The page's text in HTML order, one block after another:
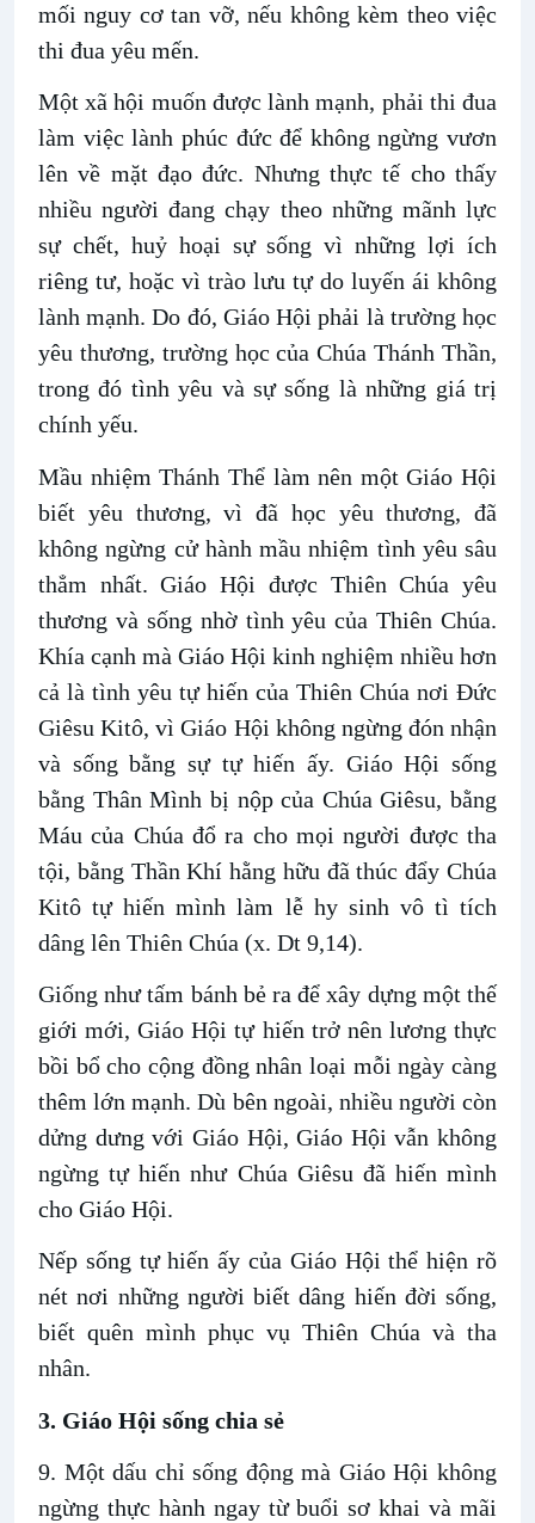
mối nguy cơ tan vỡ, nếu không kèm theo việc
thi đua yêu mến.
Một xã hội muốn được lành mạnh, phải thi đua
làm việc lành phúc đức để không ngừng vươn
lên về mặt đạo đức. Nhưng thực tế cho thấy
nhiều người đang chạy theo những mãnh lực
sự chết, huỷ hoại sự sống vì những lợi ích
riêng tư, hoặc vì trào lưu tự do luyến ái không
lành mạnh. Do đó, Giáo Hội phải là trường học
yêu thương, trường học của Chúa Thánh Thần,
trong đó tình yêu và sự sống là những giá trị
chính yếu.
Mầu nhiệm Thánh Thể làm nên một Giáo Hội
biết yêu thương, vì đã học yêu thương, đã
không ngừng cử hành mầu nhiệm tình yêu sâu
thẳm nhất. Giáo Hội được Thiên Chúa yêu
thương và sống nhờ tình yêu của Thiên Chúa.
Khía cạnh mà Giáo Hội kinh nghiệm nhiều hơn
cả là tình yêu tự hiến của Thiên Chúa nơi Đức
Giêsu Kitô, vì Giáo Hội không ngừng đón nhận
và sống bằng sự tự hiến ấy. Giáo Hội sống
bằng Thân Mình bị nộp của Chúa Giêsu, bằng
Máu của Chúa đổ ra cho mọi người được tha
tội, bằng Thần Khí hằng hữu đã thúc đẩy Chúa
Kitô tự hiến mình làm lễ hy sinh vô tì tích
dâng lên Thiên Chúa (x. Dt 9,14).
Giống như tấm bánh bẻ ra để xây dựng một thế
giới mới, Giáo Hội tự hiến trở nên lương thực
bồi bổ cho cộng đồng nhân loại mỗi ngày càng
thêm lớn mạnh. Dù bên ngoài, nhiều người còn
dửng dưng với Giáo Hội, Giáo Hội vẫn không
ngừng tự hiến như Chúa Giêsu đã hiến mình
cho Giáo Hội.
Nếp sống tự hiến ấy của Giáo Hội thể hiện rõ
nét nơi những người biết dâng hiến đời sống,
biết quên mình phục vụ Thiên Chúa và tha
nhân.
3. Giáo Hội sống chia sẻ
9. Một dấu chỉ sống động mà Giáo Hội không
ngừng thực hành ngay từ buổi sơ khai và mãi